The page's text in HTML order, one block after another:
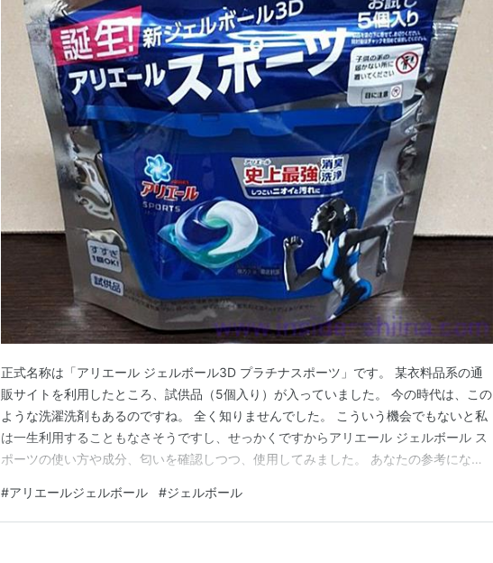
正式名称は「アリエール ジェルボール3D プラチナスポーツ」です。 某衣料品系の通
販サイトを利用したところ、試供品（5個入り）が入っていました。 今の時代は、この
ような洗濯洗剤もあるのですね。 全く知りませんでした。 こういう機会でもないと私
は一生利用することもなさそうですし、せっかくですからアリエール ジェルボール ス
ポーツの使い方や成分、匂いを確認しつつ、使用してみました。 あなたの参考になれ
2019年2月に発売された新商品で、 アリエール史上最強の消臭洗浄！ だそうです。 昨
今増えてきた合成繊維素材の衣服（…
#アリエールジェルボール #ジェルボール